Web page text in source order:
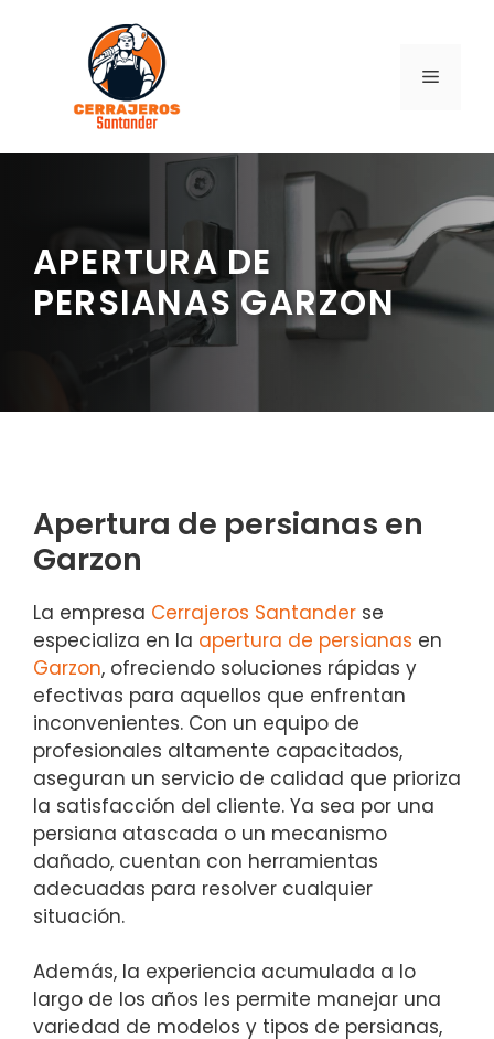
contenido
MENÚ
APERTURA DE
PERSIANAS GARZON
Apertura de persianas en
Garzon
La empresa Cerrajeros Santander se
especializa en la apertura de persianas en
Garzon, ofreciendo soluciones rápidas y
efectivas para aquellos que enfrentan
inconvenientes. Con un equipo de
profesionales altamente capacitados,
aseguran un servicio de calidad que prioriza
la satisfacción del cliente. Ya sea por una
persiana atascada o un mecanismo
dañado, cuentan con herramientas
adecuadas para resolver cualquier
situación.
Además, la experiencia acumulada a lo
largo de los años les permite manejar una
variedad de modelos y tipos de persianas,